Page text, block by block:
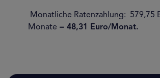
Monatliche Ratenzahlung: 579,75
Monate = 48,31 Euro/Monat.